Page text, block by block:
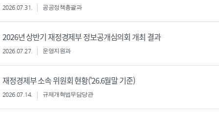
2026.07.31. 공공정책총괄과
2026년 상반기 재정경제부 정보공개심의회 개최 결과
2026.07.27. 운영지원과
재정경제부 소속 위원회 현황('26.6월말 기준)
2026.07.14. 규제개혁법무담당관